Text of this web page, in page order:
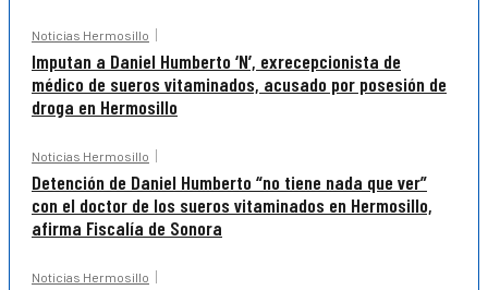
Noticias Hermosillo
Imputan a Daniel Humberto ‘N’, exrecepcionista de
médico de sueros vitaminados, acusado por posesión de
droga en Hermosillo
Noticias Hermosillo
Detención de Daniel Humberto “no tiene nada que ver”
con el doctor de los sueros vitaminados en Hermosillo,
afirma Fiscalía de Sonora
Noticias Hermosillo